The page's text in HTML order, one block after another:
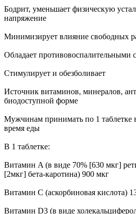
Бодрит, уменьшает физическую
напряжение
Минимизирует влияние свободных
Обладает противовоспалительными
Стимулирует и обезболивает
Источник витаминов, минералов,
биодоступной форме
Мужчинам принимать по 1 таблетке
время еды
В 1 таблетке:
Витамин A (в виде 70% [630 мкг]
[2мкг] бета-каротина) 900 мкг
Витамин С (аскорбиновая кислота)
Витамин D3 (в виде